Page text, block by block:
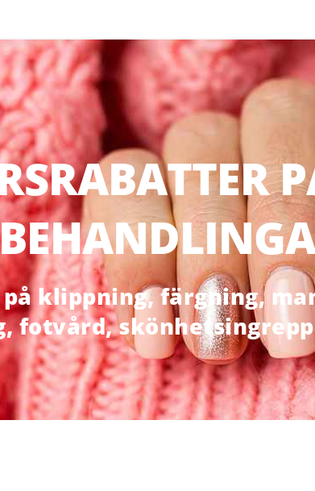
klippning, färgning,
fotvård,